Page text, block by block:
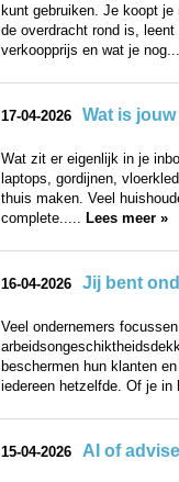
kunt gebruiken. Je koopt
de overdracht rond is,
verkoopprijs en wat je
17-04-2026 Wat is
Wat zit er eigenlijk in je
laptops, gordijnen,
thuis maken. Veel
complete..... Lees meer »
16-04-2026 Jij bent
Veel ondernemers
beschermen hun klanten
iedereen hetzelfde. Of je
15-04-2026 AI of